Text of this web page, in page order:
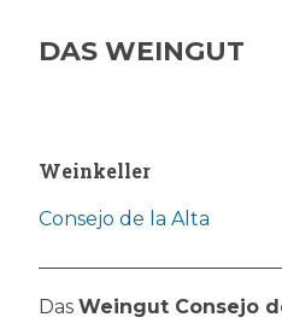
DAS WEINGUT
Weinkeller
Consejo de la Alta
Das Weingut Consejo